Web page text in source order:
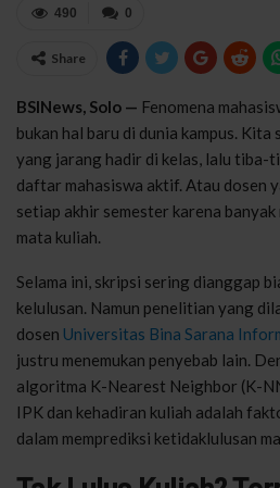
0
490
Share
BSINews, Solo — Fenomena
bukan hal baru di dunia kampus. Kita
yang jarang hadir di kelas, lalu tiba-
daftar mahasiswa aktif. Atau dosen
setiap akhir semester karena
mata kuliah.
Selama ini, skripsi sering dianggap
kelulusan. Namun penelitian yang
dosen Universitas Bina Sarana
justru menemukan penyebab lain.
algoritma K-Nearest Neighbor (K-
IPK dan kehadiran kuliah adalah
dalam memprediksi ketidaklulusan